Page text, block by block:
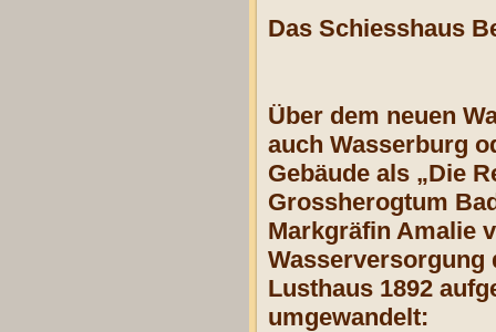
Das Schiesshaus
Über dem neuen
auch Wasserburg
Gebäude als „Die
Grossherogtum
Markgräfin Amalie
Wasserversorgung
Lusthaus 1892
umgewandelt: